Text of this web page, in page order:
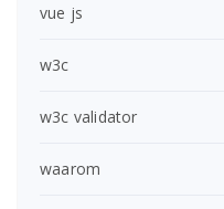
vue js
w3c
w3c validator
waarom